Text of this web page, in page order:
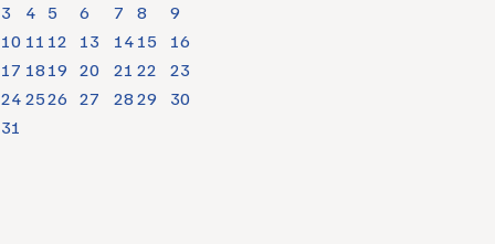
3
4 5 6 7 8
9
10 11 12 13 14 15
16
17 18 19 20 21 22
23
24 2526 27 28 29
30
31